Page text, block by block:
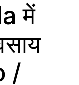
में
/